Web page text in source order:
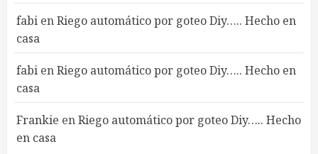
fabi enRiego automático por goteo Diy….. Hecho en
casa
fabi enRiego automático por goteo Diy….. Hecho en
casa
Frankie enRiego automático por goteo Diy….. Hecho
en casa